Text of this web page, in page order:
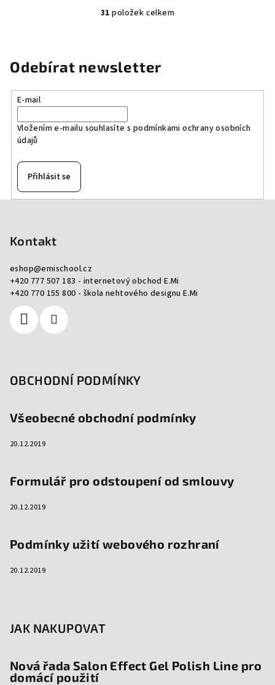
O
á
d
a
p
v
31 položek celkem
Odebírat newsletter
E-mail
Vložením e-mailu souhlasíte s podmínkami ochrany osobních
údajů
Přihlásit se
Kontakt
eshop@emischool.cz
+420 777 507 183 - internetový obchod E.Mi
+420 770 155 800 - škola nehtového designu E.Mi
OBCHODNÍ PODMÍNKY
Všeobecné obchodní podmínky
20.12.2019
Formulář pro odstoupení od smlouvy
20.12.2019
Podmínky užití webového rozhraní
20.12.2019
JAK NAKUPOVAT
Nová řada Salon Effect Gel Polish Line pro
domácí použití